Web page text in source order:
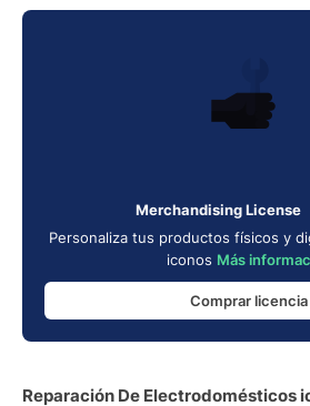
Merchandising License
Personaliza tus productos físicos y
iconos Más
Comprar licencia
Reparación De Electrodomésticos